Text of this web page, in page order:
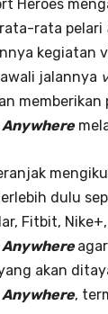
Heroes
rata pelari
kegiatan
jalannya
Anywhere
dulu
Fitbit,
Anywhere
akan
Anywhere,